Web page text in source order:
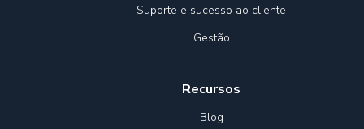
Suporte e sucesso ao cliente
Gestão
Recursos
Blog